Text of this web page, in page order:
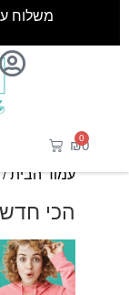
משלוח
₪0
0
עמוד הבית/
הכי